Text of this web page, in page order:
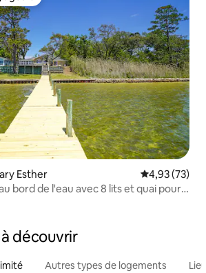
Esther Évaluation
4,93 (73)
bord de l'eau avec 8 lits et quai pour
découvrir
Autres types de logements